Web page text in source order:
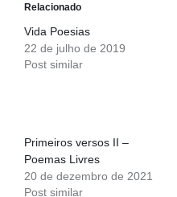
Relacionado
Vida Poesias
22 de julho de 2019
Post similar
Primeiros versos II –
Poemas Livres
20 de dezembro de 2021
Post similar